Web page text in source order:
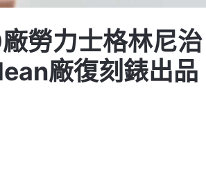
勞力士格林尼治
廠復刻錶出品